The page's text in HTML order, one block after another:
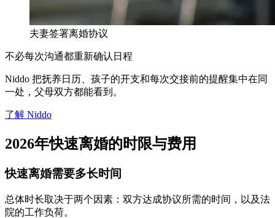
夫妻签署离婚协议
不必每次沟通都重新确认日程
Niddo 把抚养日历、孩子的开支和每次交接前的提醒集中在同
一处，父母双方都能看到。
了解 Niddo
2026年快速离婚的时限与费用
快速离婚需要多长时间
总体时长取决于两个因素：双方达成协议所需的时间，以及法
院的工作负荷。